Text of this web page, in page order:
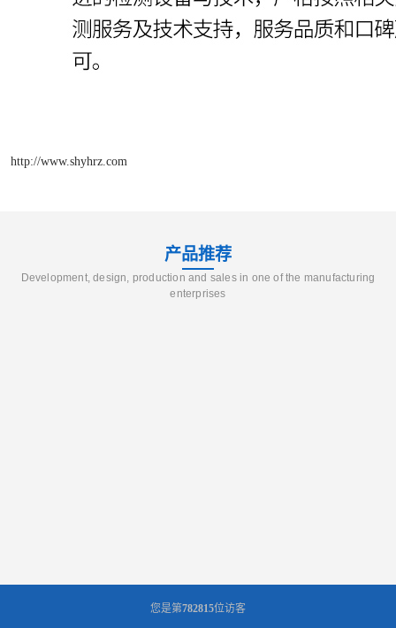
http://www.shyhrz.com
产品推荐
Development, design, production and sales in one of the manufacturing
enterprises
您是第782815位访客